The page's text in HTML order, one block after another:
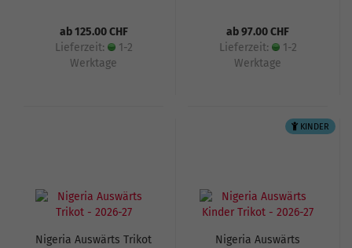
ab 125.00 CHF
Lieferzeit:
1-2
Werktage
ab 97.00 CHF
Lieferzeit:
1-2
Werktage
Nigeria Auswärts Trikot
KINDER
Nigeria Auswärts